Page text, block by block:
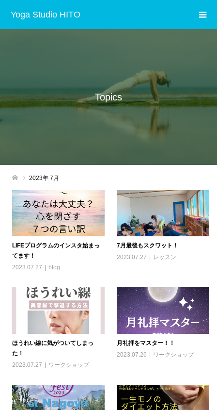
Yoga Studio HITO
Topics
2023年 7月
LIFEプログラムのインスタ始まっ
てます！
2023.07.27
blog
7月最後もスクワット！
2023.07.27
レッスン
ほうれい線に気がついてしまっ
た！
2023.07.27
ワークショップ
月礼拝をマスター！！
2023.07.26
ワークショップ